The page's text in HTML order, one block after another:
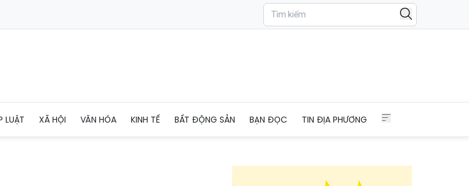
LUẬT XÃ HỘI VĂN HÓA KINH TẾ BẤT ĐỘNG SẢN BẠN ĐỌC TIN ĐỊA PHƯƠNG